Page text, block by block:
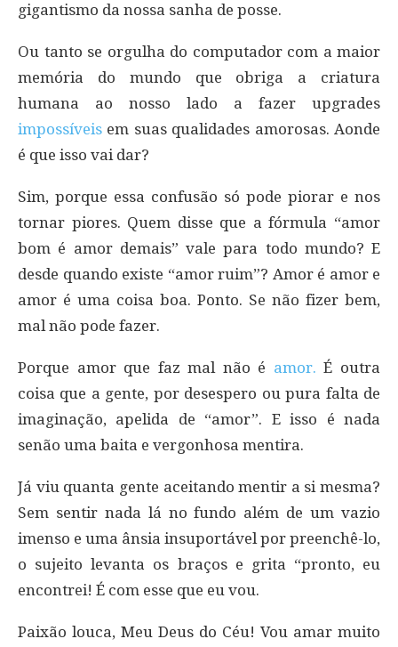
gigantismo da nossa sanha de posse.
Ou tanto se orgulha do computador com a maior
memória do mundo que obriga a criatura
humana ao nosso lado a fazer upgrades
impossíveis em suas qualidades amorosas. Aonde
é que isso vai dar?
Sim, porque essa confusão só pode piorar e nos
tornar piores. Quem disse que a fórmula “amor
bom é amor demais” vale para todo mundo? E
desde quando existe “amor ruim”? Amor é amor e
amor é uma coisa boa. Ponto. Se não fizer bem,
mal não pode fazer.
Porque amor que faz mal não é amor. É outra
coisa que a gente, por desespero ou pura falta de
imaginação, apelida de “amor”. E isso é nada
senão uma baita e vergonhosa mentira.
Já viu quanta gente aceitando mentir a si mesma?
Sem sentir nada lá no fundo além de um vazio
imenso e uma ânsia insuportável por preenchê-lo,
o sujeito levanta os braços e grita “pronto, eu
encontrei! É com esse que eu vou.
Paixão louca, Meu Deus do Céu! Vou amar muito